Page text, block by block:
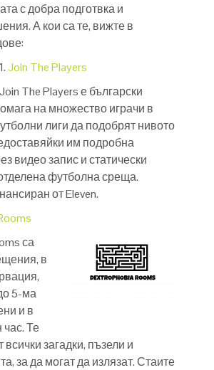
с добра подготвка и
А кои са те, вижте в
1.Join The Players
Join The Players е български
на множество играчи в
лиги да подобрят нивото
им подробна
видео запис и статически
футболна среща.
от Eleven.
са
в
5-ма
и в
час. Те
загадки, пъзели и
за да могат да излязат. Стаите